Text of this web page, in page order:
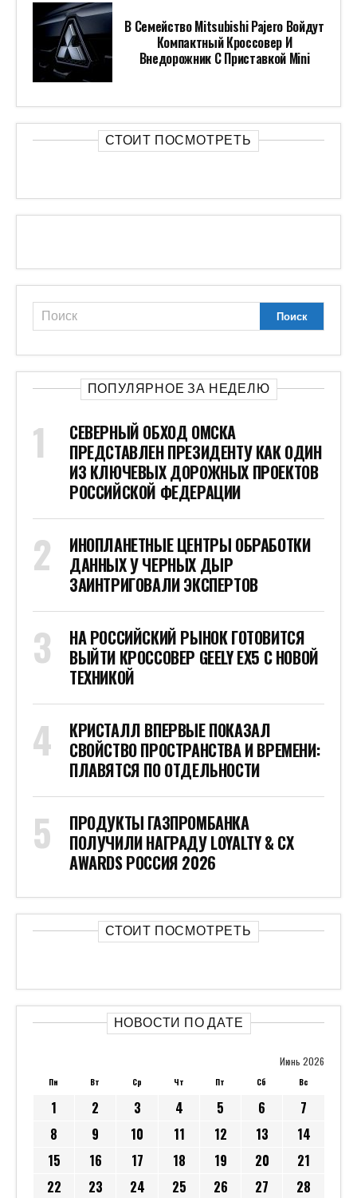
В Семейство Mitsubishi Pajero Войдут
Компактный Кроссовер И
Внедорожник С Приставкой Mini
СТОИТ ПОСМОТРЕТЬ
ПОПУЛЯРНОЕ ЗА НЕДЕЛЮ
СЕВЕРНЫЙ ОБХОД ОМСКА
ПРЕДСТАВЛЕН ПРЕЗИДЕНТУ КАК ОДИН
ИЗ КЛЮЧЕВЫХ ДОРОЖНЫХ ПРОЕКТОВ
РОССИЙСКОЙ ФЕДЕРАЦИИ
ИНОПЛАНЕТНЫЕ ЦЕНТРЫ ОБРАБОТКИ
ДАННЫХ У ЧЕРНЫХ ДЫР
ЗАИНТРИГОВАЛИ ЭКСПЕРТОВ
НА РОССИЙСКИЙ РЫНОК ГОТОВИТСЯ
ВЫЙТИ КРОССОВЕР GEELY EX5 С НОВОЙ
ТЕХНИКОЙ
КРИСТАЛЛ ВПЕРВЫЕ ПОКАЗАЛ
СВОЙСТВО ПРОСТРАНСТВА И ВРЕМЕНИ:
ПЛАВЯТСЯ ПО ОТДЕЛЬНОСТИ
ПРОДУКТЫ ГАЗПРОМБАНКА
ПОЛУЧИЛИ НАГРАДУ LOYALTY & CX
AWARDS РОССИЯ 2026
СТОИТ ПОСМОТРЕТЬ
НОВОСТИ ПО ДАТЕ
Июнь 2026
Пн Вт Ср Чт Пт Сб Вс
1 2 3 4 5 6
7
8
9 10 11 12 13
14
15
16 17 18 19 20
21
22
23 24 25 26 27
28